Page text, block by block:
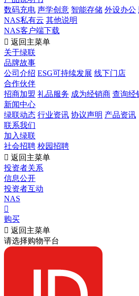
数码充电 声学创意 智能存储 外设办公
NAS私有云 其他说明
NAS客户端下载
 返回主菜单
关于绿联
品牌故事
公司介绍 ESG可持续发展 线下门店
合作伙伴
招商加盟 礼品服务 成为经销商 查询经
新闻中心
绿联动态 行业资讯 协议声明 产品资讯
联系我们
加入绿联
社会招聘 校园招聘
 返回主菜单
投资者关系
信息公开
投资者互动
NAS

购买
 返回主菜单
请选择购物平台